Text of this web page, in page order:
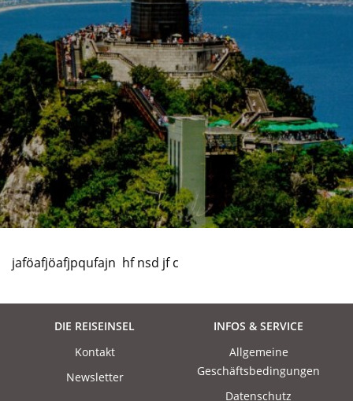
jaföafjöafjpqufajn hf nsd jf c
DIE REISEINSEL
Kontakt
Newsletter
INFOS & SERVICE
Allgemeine
Geschäftsbedingungen
Datenschutz